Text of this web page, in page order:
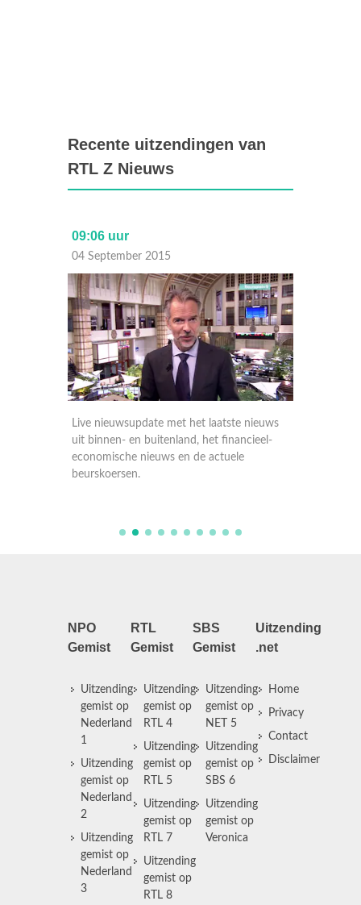
Recente uitzendingen van
RTL Z Nieuws
09:06 uur
04 September 2015
Live nieuwsupdate met het laatste nieuws
uit binnen- en buitenland, het financieel-
economische nieuws en de actuele
beurskoersen.
NPO
Gemist
Uitzending
gemist op
Nederland
1
Uitzending
gemist op
Nederland
2
Uitzending
gemist op
Nederland
3
RTL
Gemist
Uitzending
gemist op
RTL 4
Uitzending
gemist op
RTL 5
Uitzending
gemist op
RTL 7
Uitzending
gemist op
RTL 8
SBS
Gemist
Uitzending
gemist op
NET 5
Uitzending
gemist op
SBS 6
Uitzending
gemist op
Veronica
Uitzending
.net
Home
Privacy
Contact
Disclaimer